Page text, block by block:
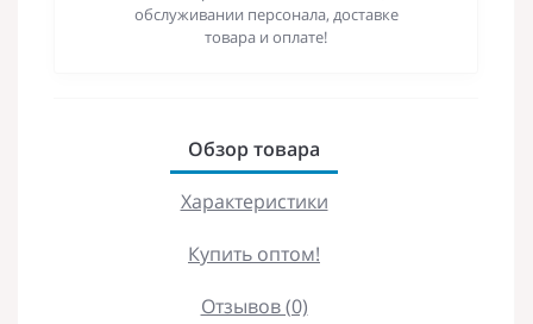
обслуживании персонала, доставке
товара и оплате!
Обзор товара
Характеристики
Купить оптом!
Отзывов (0)